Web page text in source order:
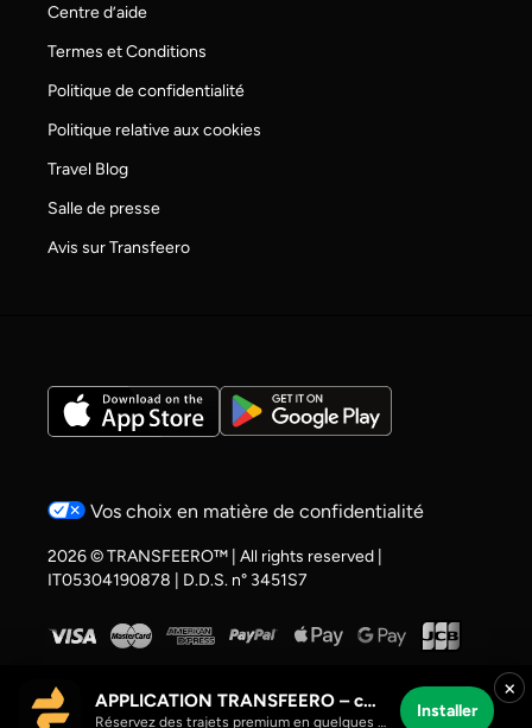
Centre d’aide
Termes et Conditions
Politique de confidentialité
Politique relative aux cookies
Travel Blog
Salle de presse
Avis sur Transfeero
Vos choix en matière de confidentialité
2026 © TRANSFEERO™ | All rights reserved |
IT05304190878 | D.D.S. n° 3451S7
×
APPLICATION TRANSFEERO – chauffeur et trajets aéroport
Réservez des trajets premium en quelques clics
Installer